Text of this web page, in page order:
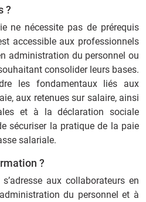
?
ne nécessite pas de prérequis
accessible aux professionnels
administration du personnel ou
consolider leurs bases.
les fondamentaux liés aux
aux retenues sur salaire, ainsi
et à la déclaration sociale
sécuriser la pratique de la paie
salariale.
?
aux collaborateurs en
du personnel et à